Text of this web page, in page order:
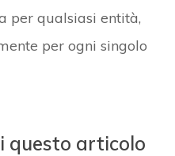
per qualsiasi entità,
per ogni singolo
questo articolo